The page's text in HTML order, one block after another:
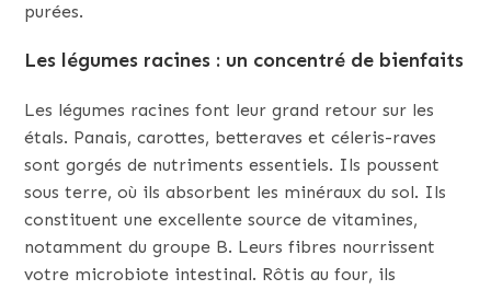
purées.
Les légumes racines : un concentré de bienfaits
Les légumes racines font leur grand retour sur les
étals. Panais, carottes, betteraves et céleris-raves
sont gorgés de nutriments essentiels. Ils poussent
sous terre, où ils absorbent les minéraux du sol. Ils
constituent une excellente source de vitamines,
notamment du groupe B. Leurs fibres nourrissent
votre microbiote intestinal. Rôtis au four, ils